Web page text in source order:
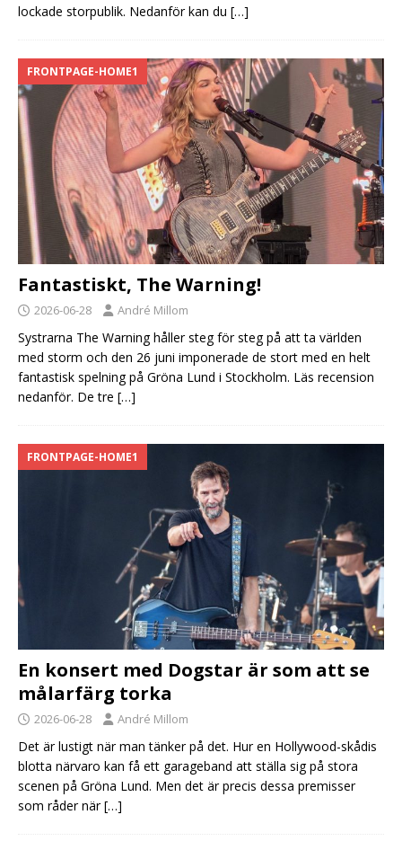
lockade storpublik. Nedanför kan du […]
FRONTPAGE-HOME1
Fantastiskt, The Warning!
2026-06-28 André Millom
Systrarna The Warning håller steg för steg på att ta världen
med storm och den 26 juni imponerade de stort med en helt
fantastisk spelning på Gröna Lund i Stockholm. Läs recension
nedanför. De tre […]
FRONTPAGE-HOME1
En konsert med Dogstar är som att se
målarfärg torka
2026-06-28 André Millom
Det är lustigt när man tänker på det. Hur en Hollywood-skådis
blotta närvaro kan få ett garageband att ställa sig på stora
scenen på Gröna Lund. Men det är precis dessa premisser
som råder när[…]